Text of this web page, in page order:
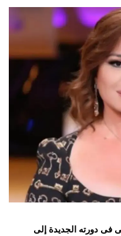
دورته الجديدة إلى